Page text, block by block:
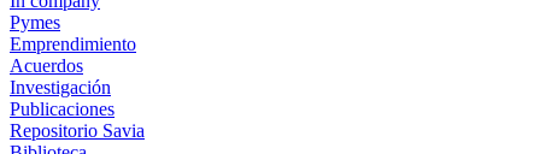
Pymes
Emprendimiento
Acuerdos
Investigación
Publicaciones
Repositorio Savia